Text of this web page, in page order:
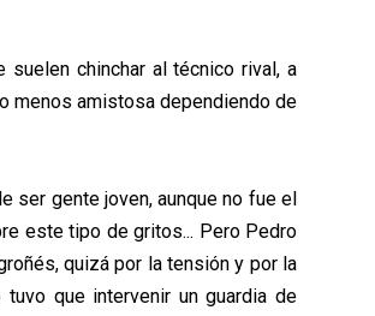
chinchar al técnico rival, a
menos amistosa dependiendo de
ser gente joven, aunque no fue el
este tipo de gritos... Pero Pedro
quizá por la tensión y por la
que intervenir un guardia de